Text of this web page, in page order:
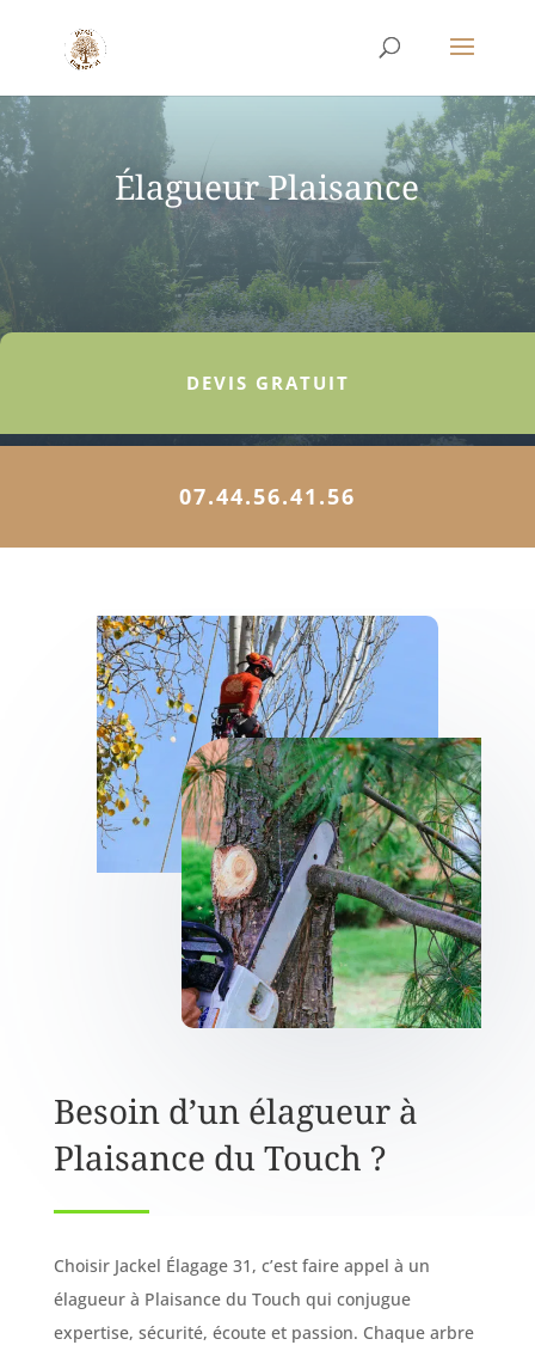
Élagueur Plaisance
DEVIS GRATUIT
07.44.56.41.56
Besoin d’un élagueur à
Plaisance du Touch ?
Choisir Jackel Élagage 31, c’est faire appel à un
élagueur à Plaisance du Touch qui conjugue
expertise, sécurité, écoute et passion. Chaque arbre